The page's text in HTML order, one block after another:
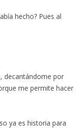
hecho? Pues al
decantándome por
me permite hacer
ya es historia para